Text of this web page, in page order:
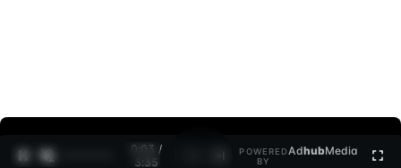
0:04 /
3:35
POWERED
BY
AdhubMedia